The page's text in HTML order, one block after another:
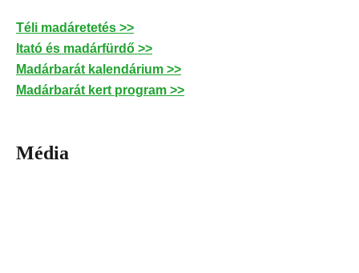
Téli madáretetés >>
Itató és madárfürdő >>
Madárbarát kalendárium >>
Madárbarát kert program >>
Média